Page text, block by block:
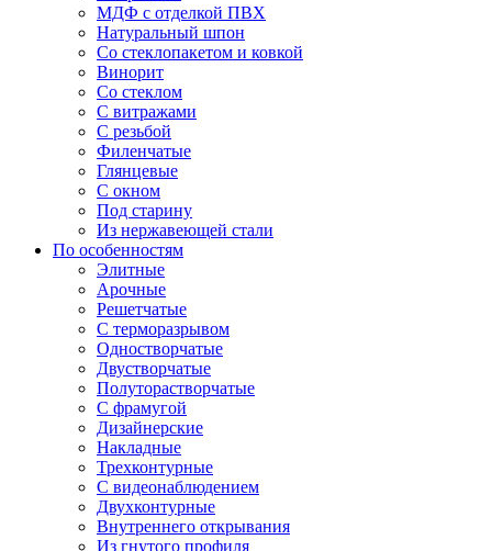
МДФ с отделкой ПВХ
Натуральный шпон
Со стеклопакетом и ковкой
Винорит
Со стеклом
С витражами
С резьбой
Филенчатые
Глянцевые
С окном
Под старину
Из нержавеющей стали
По особенностям
Элитные
Арочные
Решетчатые
С терморазрывом
Одностворчатые
Двустворчатые
Полуторастворчатые
С фрамугой
Дизайнерские
Накладные
Трехконтурные
С видеонаблюдением
Двухконтурные
Внутреннего открывания
Из гнутого профиля